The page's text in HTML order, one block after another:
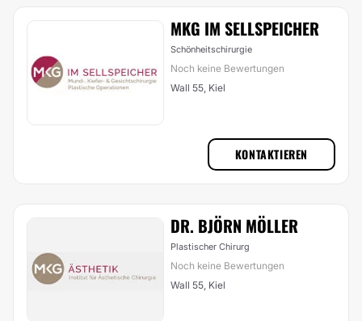
MKG IM SELLSPEICHER
Schönheitschirurgie
Noch keine Bewertungen
Wall 55, Kiel
KONTAKTIEREN
DR. BJÖRN MÖLLER
Plastischer Chirurg
Noch keine Bewertungen
Wall 55, Kiel